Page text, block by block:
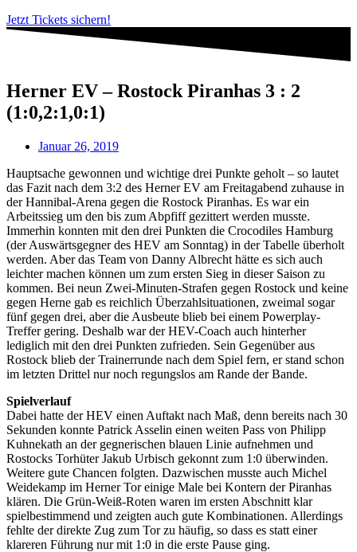
Jetzt Tickets sichern!
Herner EV – Rostock Piranhas 3 : 2
(1:0,2:1,0:1)
Januar 26, 2019
Hauptsache gewonnen und wichtige drei Punkte geholt – so lautet
das Fazit nach dem 3:2 des Herner EV am Freitagabend zuhause in
der Hannibal-Arena gegen die Rostock Piranhas. Es war ein
Arbeitssieg um den bis zum Abpfiff gezittert werden musste.
Immerhin konnten mit den drei Punkten die Crocodiles Hamburg
(der Auswärtsgegner des HEV am Sonntag) in der Tabelle überholt
werden. Aber das Team von Danny Albrecht hätte es sich auch
leichter machen können um zum ersten Sieg in dieser Saison zu
kommen. Bei neun Zwei-Minuten-Strafen gegen Rostock und keine
gegen Herne gab es reichlich Überzahlsituationen, zweimal sogar
fünf gegen drei, aber die Ausbeute blieb bei einem Powerplay-
Treffer gering. Deshalb war der HEV-Coach auch hinterher
lediglich mit den drei Punkten zufrieden. Sein Gegenüber aus
Rostock blieb der Trainerrunde nach dem Spiel fern, er stand schon
im letzten Drittel nur noch regungslos am Rande der Bande.
Spielverlauf
Dabei hatte der HEV einen Auftakt nach Maß, denn bereits nach 30
Sekunden konnte Patrick Asselin einen weiten Pass von Philipp
Kuhnekath an der gegnerischen blauen Linie aufnehmen und
Rostocks Torhüter Jakub Urbisch gekonnt zum 1:0 überwinden.
Weitere gute Chancen folgten. Dazwischen musste auch Michel
Weidekamp im Herner Tor einige Male bei Kontern der Piranhas
klären. Die Grün-Weiß-Roten waren im ersten Abschnitt klar
spielbestimmend und zeigten auch gute Kombinationen. Allerdings
fehlte der direkte Zug zum Tor zu häufig, so dass es statt einer
klareren Führung nur mit 1:0 in die erste Pause ging.